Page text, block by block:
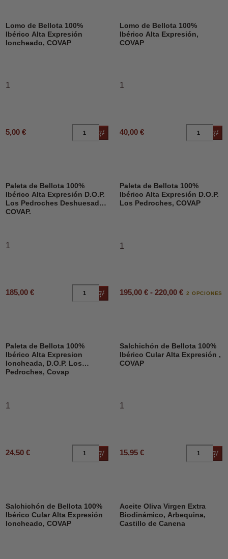
Lomo de Bellota 100%
Ibérico Alta Expresión
loncheado, COVAP
1
5,00 € Añadir al carrito
Lomo de Bellota 100%
Ibérico Alta Expresión,
COVAP
1
40,00 €
Paleta de Bellota 100%
Ibérico Alta Expresión D.O.P.
Los Pedroches Deshuesado,
COVAP.
1
185,00 € Añadir al carrito
Paleta de Bellota 100%
Ibérico Alta Expresión D.O.P.
Los Pedroches, COVAP
1
195,00 € - 220,00 € 2 OPCIONES
Paleta de Bellota 100%
Ibérico Alta Expresion
loncheada, D.O.P. Los
Pedroches, Covap
1
24,50 € Añadir al carrito
Salchichón de Bellota 100%
Ibérico Cular Alta Expresión ,
COVAP
1
15,95 €
Salchichón de Bellota 100%
Ibérico Cular Alta Expresión
loncheado, COVAP
DESCUENTO
Aceite Oliva Virgen Extra
Biodinámico, Arbequina,
Castillo de Canena